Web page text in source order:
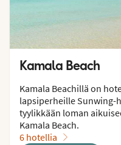
Kamala Beach
Kamala Beachillä on
lapsiperheille Sunwing-
tyylikkään loman
Kamala Beach.
6 hotellia